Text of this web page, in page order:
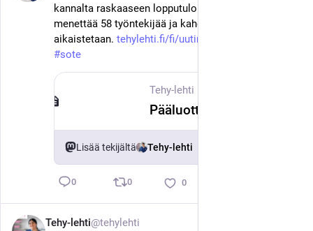
kannalta raskaaseen lopputulokseen. Työnsä
menettää 58 työntekijää ja kahdeksan tehtävää osa-
aikaistetaan. tehylehti.fi/fi/uutinen/paaluo
#sote
Tehy-lehti
Lisää tekijältä Tehy-lehti
0 0 0
Tehy-lehti@tehylehti